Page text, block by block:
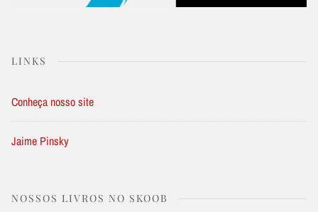
LINKS
Conheça nosso site
Jaime Pinsky
NOSSOS LIVROS NO SKOOB